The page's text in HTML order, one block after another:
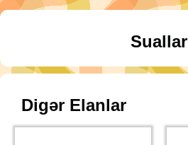
Suallar
Digər Elanlar